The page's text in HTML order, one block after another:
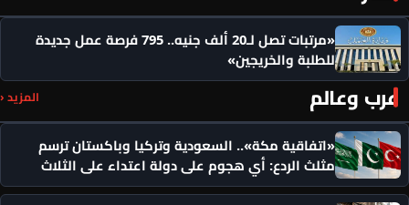
«مرتبات تصل لـ20 ألف جنيه.. 795 فرصة عمل جديدة
للطلبة والخريجين»
عرب وعالم المزيد ‹
«اتفاقية مكة».. السعودية وتركيا وباكستان ترسم
مثلث الردع: أي هجوم على دولة اعتداء على الثلاث